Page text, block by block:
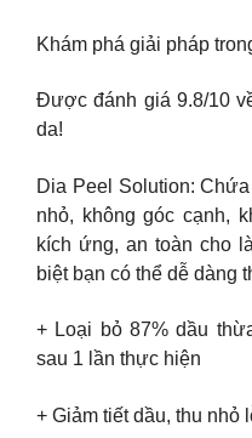
Khám phá giải pháp
Được đánh giá 9.8/10
da!
Dia Peel Solution:
nhỏ, không góc cạnh,
kích ứng, an toàn cho
biệt bạn có thể dễ dàng
+ Loại bỏ 87% dầu
sau 1 lần thực hiện
+ Giảm tiết dầu, thu nhỏ